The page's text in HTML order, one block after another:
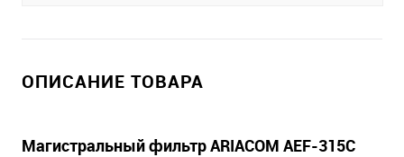
ОПИСАНИЕ ТОВАРА
Магистральный фильтр ARIACOM AEF-315C